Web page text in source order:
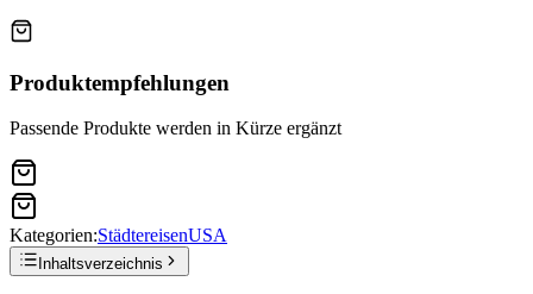
Produktempfehlungen
Passende Produkte werden in Kürze ergänzt
Kategorien:StädtereisenUSA
Inhaltsverzeichnis